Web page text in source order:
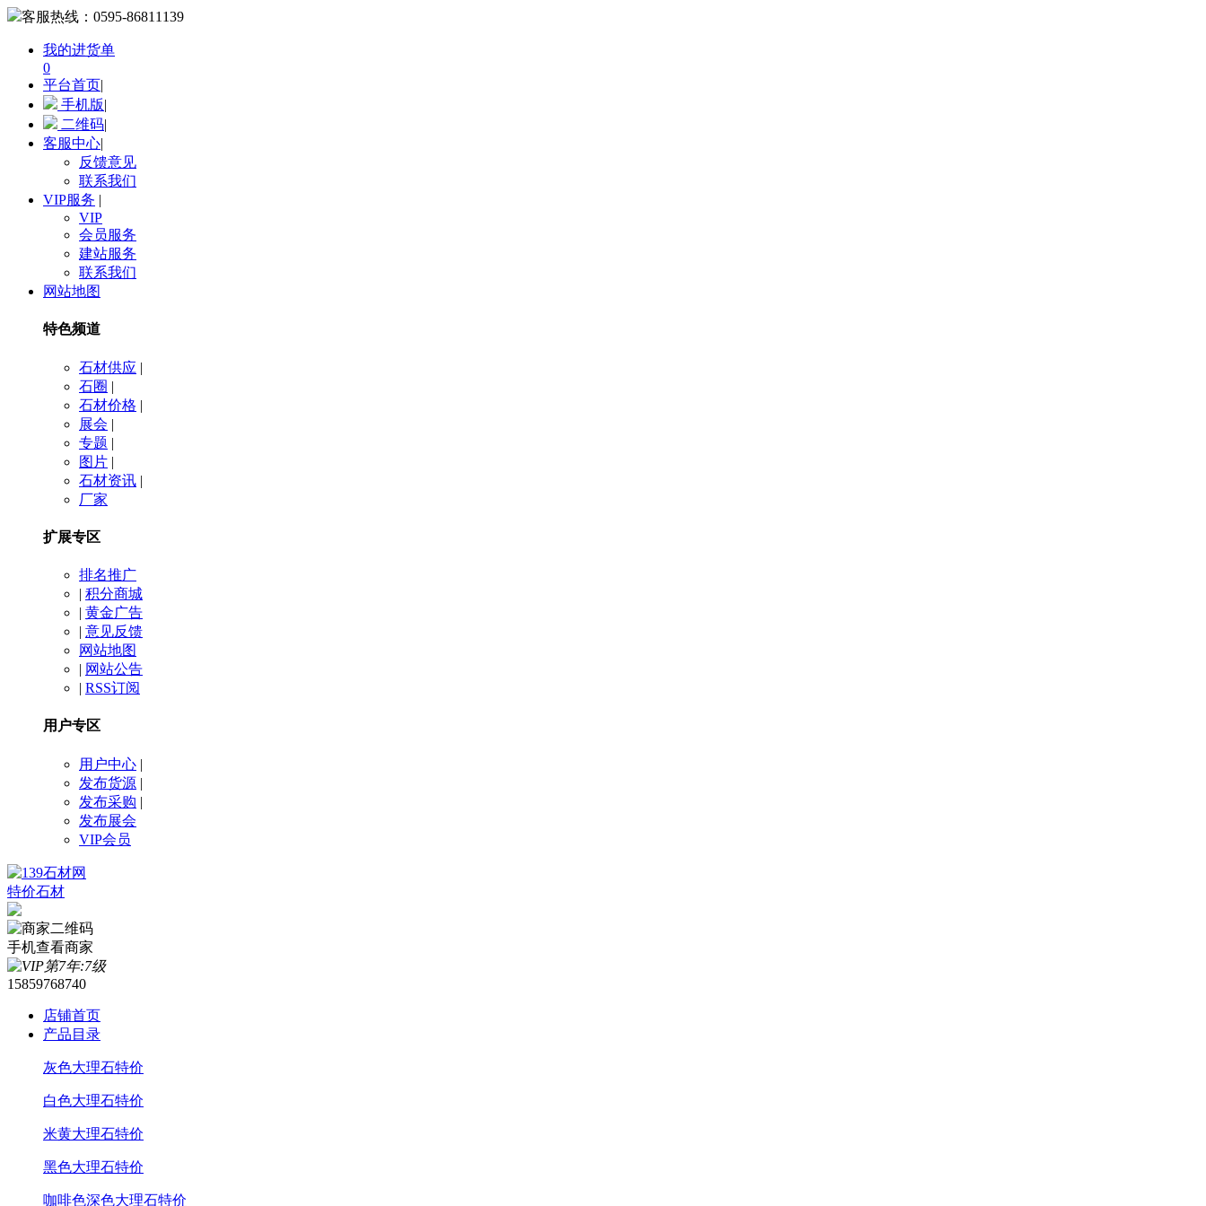
客服热线： 0595-86811139
我的进货单
0
平台首页|
手机版|
二维码|
客服中心|
反馈意见
联系我们
VIP服务 |
VIP
会员服务
建站服务
联系我们
网站地图
特色频道
石材供应 |
石圈 |
石材价格 |
展会 |
专题 |
图片 |
石材资讯 |
厂家
扩展专区
排名推广
| 积分商城
| 黄金广告
| 意见反馈
网站地图
| 网站公告
| RSS订阅
用户专区
用户中心 |
发布货源 |
发布采购 |
发布展会
VIP会员
特价石材
手机查看商家
15859768740
店铺首页
产品目录
灰色大理石特价
白色大理石特价
米黄大理石特价
黑色大理石特价
咖啡色深色大理石特价